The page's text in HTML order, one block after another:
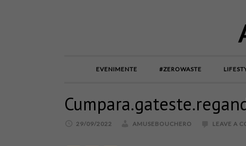
EVENIMENTE #ZEROWASTE
29/09/2022 AMUSEBOUCHERO LEAVE A